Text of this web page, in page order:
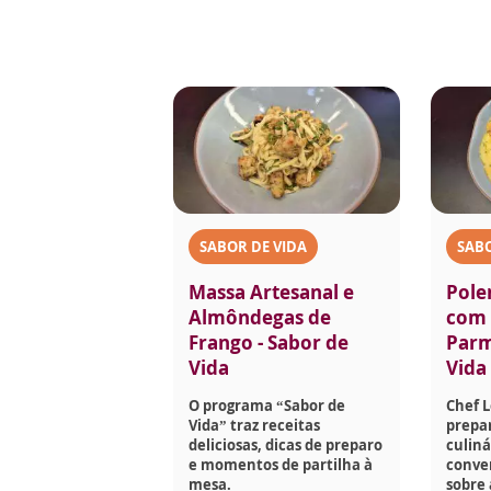
SABOR DE VIDA
Massa Artesanal e
Almôndegas de
Frango - Sabor de
Vida
O programa “Sabor de
Vida” traz receitas
deliciosas, dicas de preparo
e momentos de partilha à
mesa.
com
Vida
Chef
sobre